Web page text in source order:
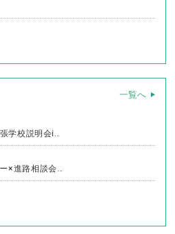
一覧へ
学校説明会i…
×進路相談会…